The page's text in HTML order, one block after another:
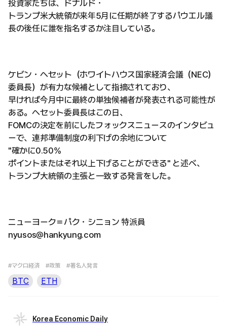
投資家たちは、ドナルド・
トランプ米大統領が来年5月に任期が終了するパウエル議
長の後任に誰を指名するか注目している。
ケビン・ヘセット（ホワイトハウス国家経済会議（NEC）
委員長）が有力な候補として指摘されており、
早ければ今月中に最終の単独候補者が発表される可能性が
ある。ヘセット委員長はこの日、
FOMCの決定を前にしたフォックスニュースのインタビュ
ーで、連邦準備制度の利下げの余地について
"確かに0.50%
ポイントまたはそれ以上下げることができる" と述べ、
トランプ大統領の主張と一致する発言をした。
ニューヨーク＝パク・シニョン 特派員
nyusos@hankyung.com
#マクロ経済 #政策 #著名人発言
BTC ETH
Korea Economic Daily